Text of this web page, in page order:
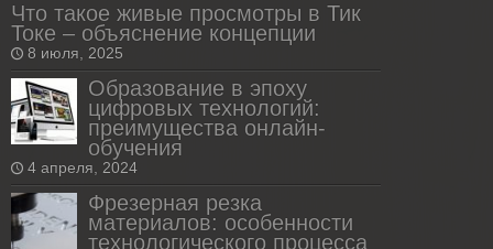
Что такое живые просмотры в Тик
Токе – объяснение концепции
8 июля, 2025
Образование в эпоху
цифровых технологий:
преимущества онлайн-
обучения
4 апреля, 2024
Фрезерная резка
материалов: особенности
технологического процесса